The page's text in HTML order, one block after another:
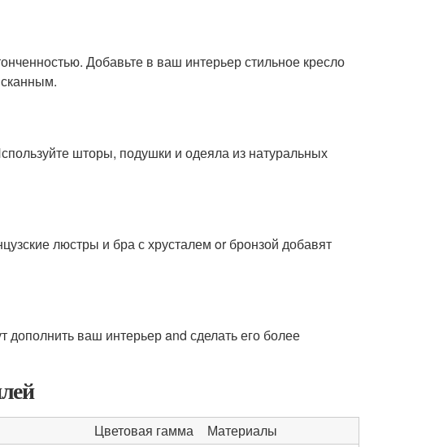
Добавьте в ваш интерьер стильное кресло
шторы, подушки и одеяла из натуральных
люстры и бра с хрусталем or бронзой добавят
дополнить ваш интерьер and сделать его более
Цветовая гамма
Материалы